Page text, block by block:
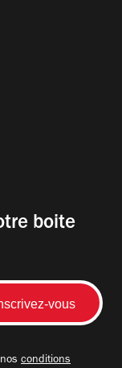
boite
conditions